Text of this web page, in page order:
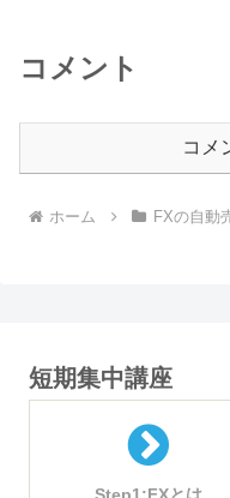
コメント
コメ
ホーム FXの自動
短期集中講座